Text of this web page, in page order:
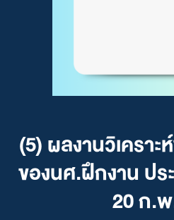
(5) ผลงานวิเคราะ
ของนศ.ฝึกงาน ปร
20 ก.